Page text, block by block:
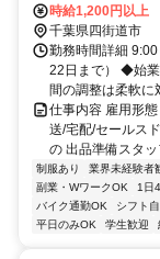
時給1,200円以上
千葉県四街道市
勤務時間詳細
22日まで） ◆始
間の調整は柔軟
仕事内容 雇用形
送/宅配/セールス
の 出品準備スタ
制服あり 業界未経験者
副業・WワークOK
1日
バイク通勤OK
シフト
平日のみOK
学生歓迎